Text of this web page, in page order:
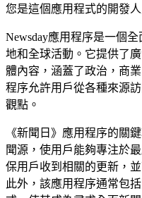
您是這個應用程式的開發人
Newsday應用程序是一個
地和全球活動。它提供了
體內容，涵蓋了政治，商
程序允許用戶從各種來源
觀點。
《新聞日》應用程序的關
聞源，使用戶能夠專注於
保用戶收到相關的更新，
此外，該應用程序通常包